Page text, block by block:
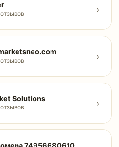
›
›
Solutions ›